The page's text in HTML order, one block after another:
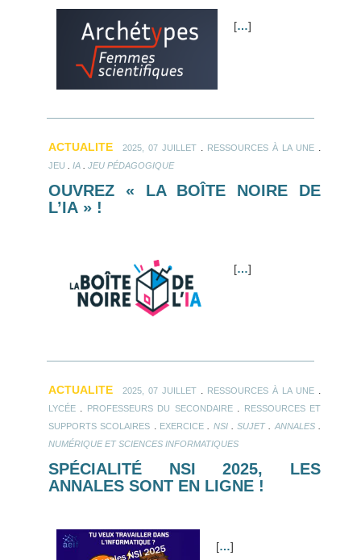
[…]
ACTUALITE 2025, 07 JUILLET RESSOURCES À LA UNE
JEU IA JEU PÉDAGOGIQUE
OUVREZ « LA BOÎTE NOIRE DE
L’IA » !
[…]
ACTUALITE 2025, 07 JUILLET RESSOURCES À LA UNE
LYCÉE PROFESSEURS DU SECONDAIRE.
RESSOURCES ET
SUPPORTS SCOLAIRES
EXERCICE. NSI.SUJET. ANNALES.
NUMÉRIQUE ET SCIENCES INFORMATIQUES
SPÉCIALITÉ NSI 2025, LES
ANNALES SONT EN LIGNE !
[…]